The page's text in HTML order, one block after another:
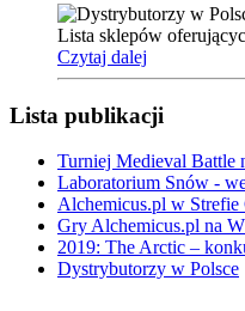
Lista sklepów
Czytaj dalej
Lista publikacji
Turniej Medieval Battle
Laboratorium Snów -
Alchemicus.pl w Strefie
Gry Alchemicus.pl na
2019: The Arctic –
Dystrybutorzy w Polsce